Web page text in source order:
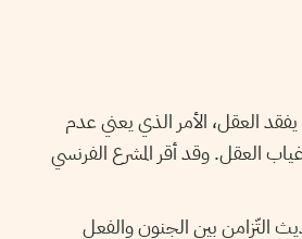
يفقد العقل، الأمر الذي يعني عدم
العقل. وقد أقر المشرع الفرنسي
التّزامن بين الجنون والفعل